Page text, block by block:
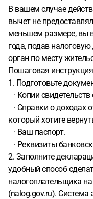
В вашем случае
вычет не
меньшем размере, вы
года, подав
орган по месту
Пошаговая
1. Подготовьте
· Копии
· Справки о доходах
который хотите
· Ваш паспорт.
· Реквизиты
2. Заполните
удобный способ
налогоплательщика
(nalog.gov.ru). Система